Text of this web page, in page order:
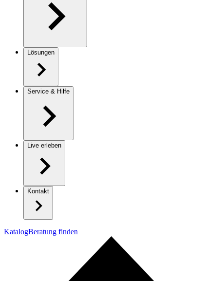
Lösungen
Service & Hilfe
Live erleben
Kontakt
KatalogBeratung finden